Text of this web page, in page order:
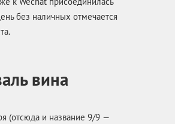
без наличных отмечается
вина
(отсюда и название 9/9 —